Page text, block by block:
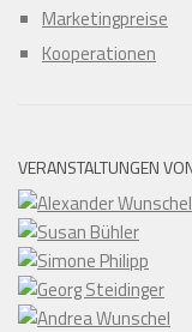
Marketingpreise
Kooperationen
VERANSTALTUNGEN